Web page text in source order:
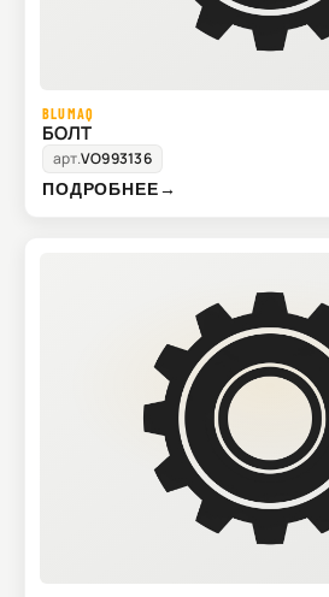
BLUMAQ
БОЛТ
арт.VO993136
ПОДРОБНЕЕ→